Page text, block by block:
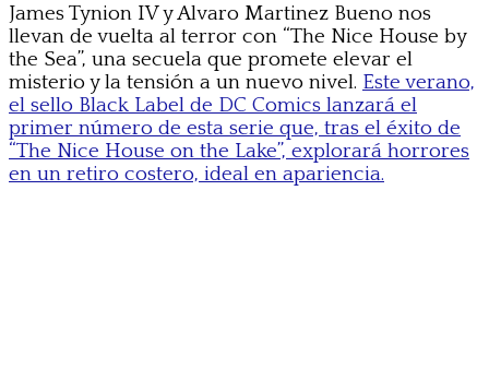
James Tynion IV y Alvaro Martinez Bueno nos
llevan de vuelta al terror con “The Nice House by
the Sea”, una secuela que promete elevar el
misterio y la tensión a un nuevo nivel. Este verano,
el sello Black Label de DC Comics lanzará el
primer número de esta serie que, tras el éxito de
“The Nice House on the Lake”, explorará horrores
en un retiro costero, ideal en apariencia.